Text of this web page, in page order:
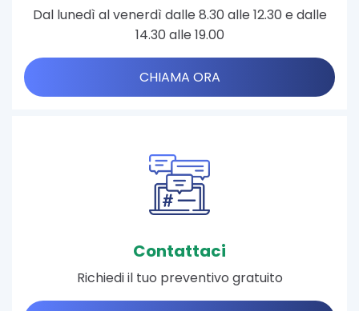
Dal lunedì al venerdì dalle 8.30 alle 12.30 e dalle
14.30 alle 19.00
CHIAMA ORA
Contattaci
Richiedi il tuo preventivo gratuito